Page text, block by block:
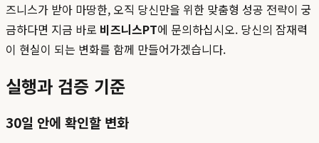
즈니스가 받아 마땅한, 오직 당신만을 위한 맞춤형 성공 전략이 궁
금하다면 지금 바로 비즈니스PT에 문의하십시오. 당신의 잠재력
이 현실이 되는 변화를 함께 만들어가겠습니다.
실행과 검증 기준
30일 안에 확인할 변화